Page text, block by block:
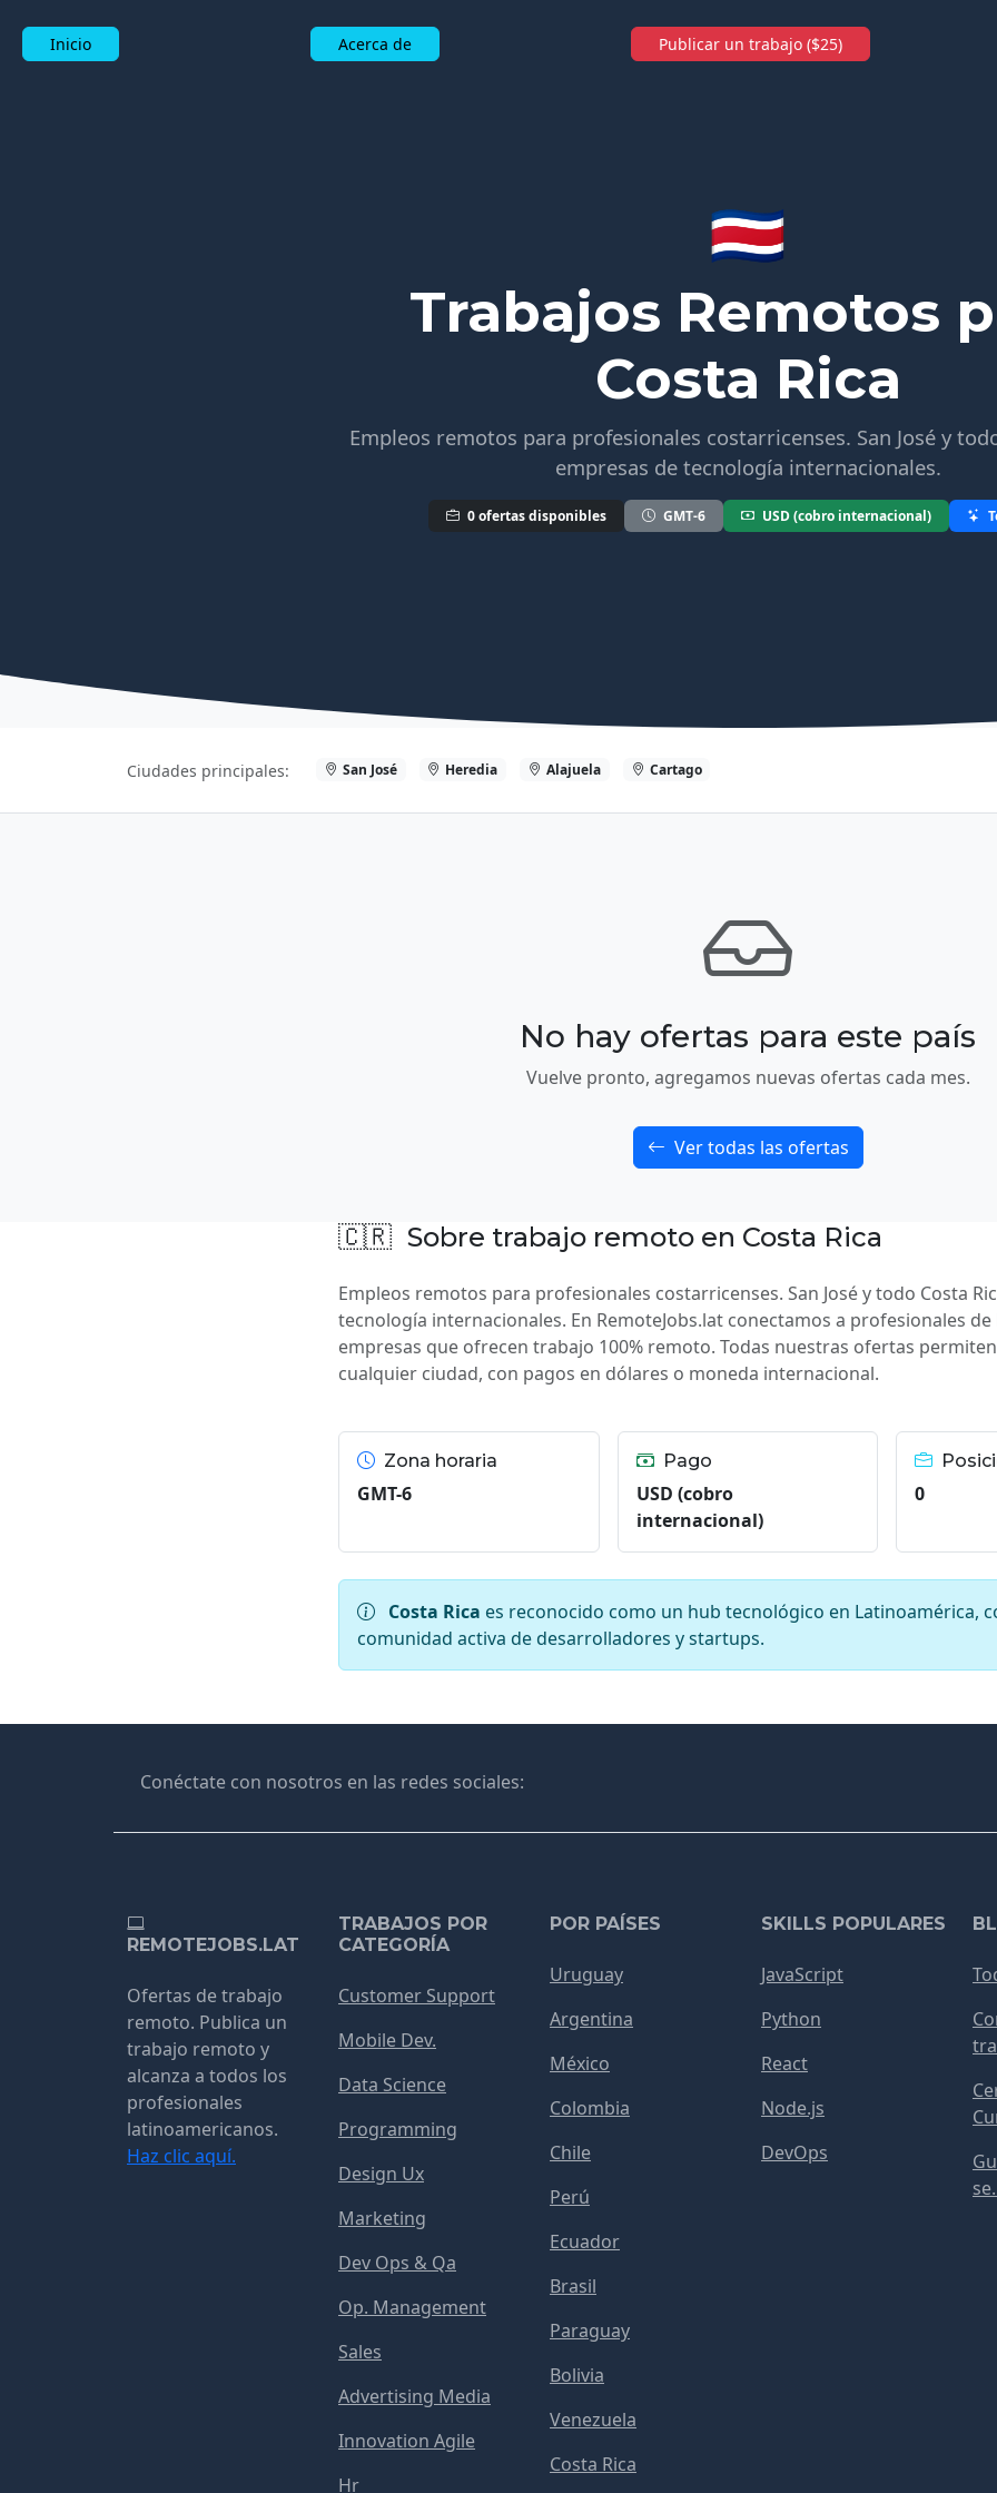
Inicio Acerca de Publicar un trabajo ($25)
🇨🇷
Trabajos Remotos
Costa Rica
Empleos remotos para profesionales costarricenses. San José y
empresas de tecnología internacionales.
0 ofertas disponibles GMT-6 USD (cobro internacional)
Ciudades principales: San José Heredia Alajuela Cartago
No hay ofertas para este país
Vuelve pronto, agregamos nuevas ofertas cada mes.
Ver todas las ofertas
🇨🇷 Sobre trabajo remoto en Costa Rica
Empleos remotos para profesionales costarricenses. San José y todo Costa
tecnología internacionales. En RemoteJobs.lat conectamos a profesionales
empresas que ofrecen trabajo 100% remoto. Todas nuestras ofertas
cualquier ciudad, con pagos en dólares o moneda internacional.
Zona horaria
GMT-6
Pago
USD (cobro
internacional)
0
Costa Rica es reconocido como un hub tecnológico en Latinoamérica,
comunidad activa de desarrolladores y startups.
Conéctate con nosotros en las redes sociales:
REMOTEJOBS.LAT
Ofertas de trabajo
remoto. Publica un
trabajo remoto y
alcanza a todos los
profesionales
latinoamericanos.
Haz clic aquí.
TRABAJOS POR
CATEGORÍA
Customer Support
Mobile Dev.
Data Science
Programming
Design Ux
Marketing
Dev Ops & Qa
Op. Management
Sales
Advertising Media
Innovation Agile
Hr
POR PAÍSES
Uruguay
Argentina
México
Colombia
Chile
Perú
Ecuador
Brasil
Paraguay
Bolivia
Venezuela
Costa Rica
SKILLS POPULARES
JavaScript
Python
React
Node.js
DevOps